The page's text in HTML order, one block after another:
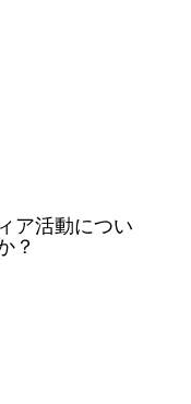
ア活動につい
？